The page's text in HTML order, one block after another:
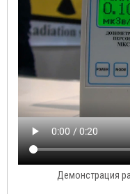
Демонстрация